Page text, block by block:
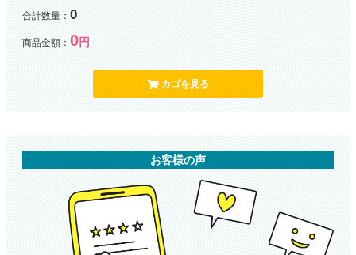
合計数量： 0
商品金額： 0円
カゴを見る
お客様の声